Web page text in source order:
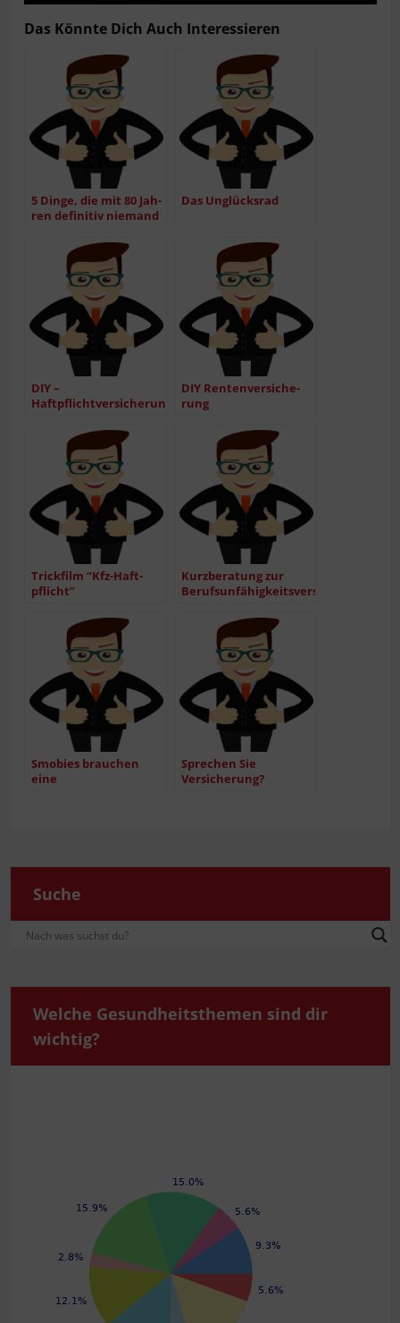
Das Könn­te Dich Auch Interessieren
5 Din­ge, die mit 80 Jah­
ren defi­ni­tiv nie­mand
Das Unglücks­rad
DIY –
Haftpflichtversicherung
DIY Ren­ten­ver­si­che­
rung
Trick­film “Kfz-Haf­t­
pflicht”
Kurz­be­ra­tung zur
Berufsunfähigkeitsversicherung
Smo­bies brau­chen
eine
Spre­chen Sie
Versicherung?
Suche
Wel­che Gesund­heits­the­men sind dir
wichtig?